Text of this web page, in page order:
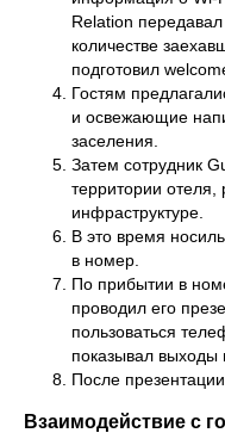
Relation
количестве
подготовил
Гостям
и освежающие
заселения.
Затем сотрудник
территории отеля,
инфраструктуре.
В это время
в номер.
По прибытии в
проводил его
пользоваться
показывал выходы
После
Взаимодействие с